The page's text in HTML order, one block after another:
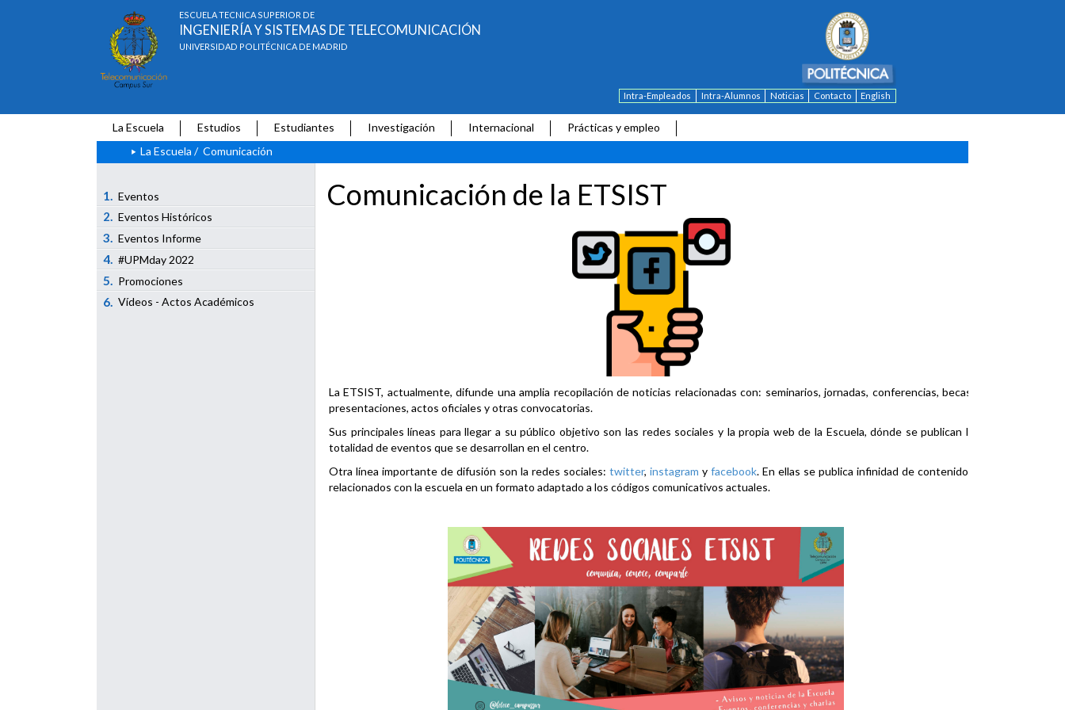
ESCUELA TÉCNICA SUPERIOR DE
INGENIERÍA Y SISTEMAS DE TELECOMUNICACIÓN
UNIVERSIDAD POLITÉCNICA DE MADRID
Intra-Empleados Intra-Alumnos Noticias Contacto English
La Escuela Estudios Estudiantes Investigación Internacional
Prácticas y empleo
La Escuela / Comunicación
1. Eventos
2. Eventos Históricos
3. Eventos Informe
4. #UPMday 2022
5. Promociones
6. Vídeos - Actos Académicos
Comunicación de la ETSIST
La ETSIST, actualmente, difunde una amplia recopilación de noticias relacionadas con: seminarios, jornadas, conferencias, becas,
presentaciones, actos oficiales y otras convocatorias.
Sus principales líneas para llegar a su público objetivo son las redes sociales y la propia web de la Escuela, dónde se publican la
totalidad de eventos que se desarrollan en el centro.
Otra línea importante de difusión son la redes sociales: twitter, instagram y facebook. En ellas se publica infinidad de contenidos
relacionados con la escuela en un formato adaptado a los códigos comunicativos actuales.